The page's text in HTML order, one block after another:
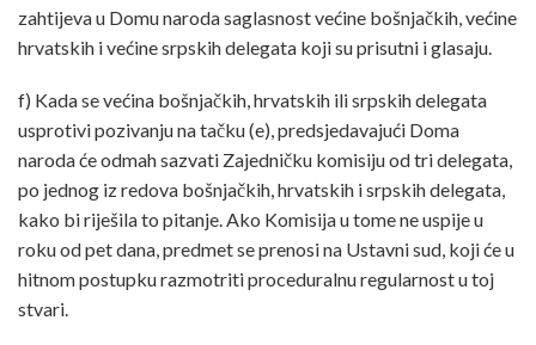
zahtijeva u Domu naroda saglasnost većine bošnjačkih, većine
hrvatskih i većine srpskih delegata koji su prisutni i glasaju.
f) Kada se većina bošnjačkih, hrvatskih ili srpskih delegata
usprotivi pozivanju na tačku (e), predsjedavajući Doma
naroda će odmah sazvati Zajedničku komisiju od tri delegata,
po jednog iz redova bošnjačkih, hrvatskih i srpskih delegata,
kako bi riješila to pitanje. Ako Komisija u tome ne uspije u
roku od pet dana, predmet se prenosi na Ustavni sud, koji će u
hitnom postupku razmotriti proceduralnu regularnost u toj
stvari.